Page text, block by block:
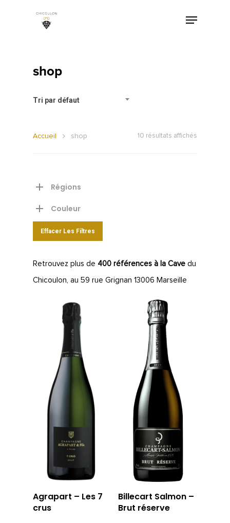
shop
Tri par défaut
10 résultats affichés
Accueil shop
Régions
Couleur
Effacer Les Filtres
Retrouvez plus de 400 références à la Cave du
Chicoulon, au 59 rue Grignan 13006 Marseille
Agrapart – Les 7
crus
Billecart Salmon –
Brut réserve